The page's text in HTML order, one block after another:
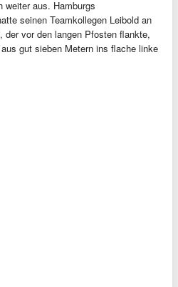
weiter aus. Hamburgs
seinen Teamkollegen Leibold an
vor den langen Pfosten flankte,
gut sieben Metern ins flache linke